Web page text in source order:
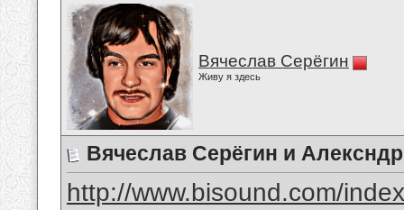
Вячеслав Серёгин
Живу я здесь
Вячеслав Серёгин и
http://www.bisound.com/